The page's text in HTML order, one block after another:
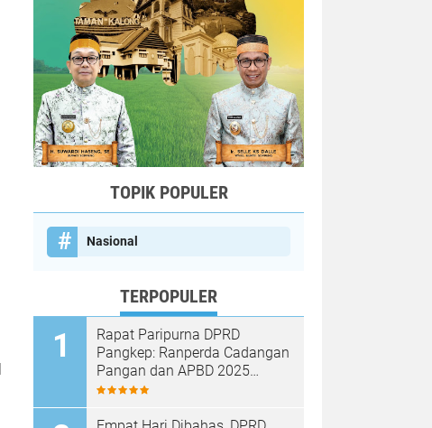
TOPIK POPULER
Nasional
TERPOPULER
Rapat Paripurna DPRD
Pangkep: Ranperda Cadangan
Pangan dan APBD 2025
Disetujui dengan Sejumlah